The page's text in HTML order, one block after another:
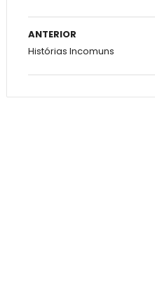
ANTERIOR
Histórias Incomuns